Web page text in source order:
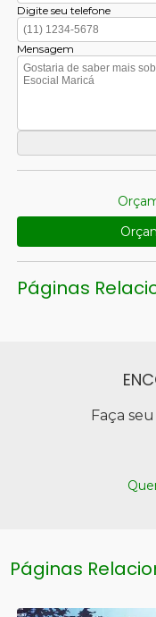
Digite seu telefone
Mensagem
Páginas
Faça
Páginas